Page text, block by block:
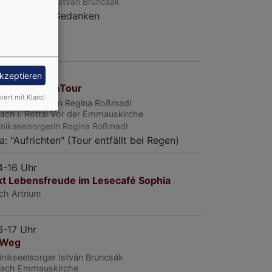
und gute Gedanken
11 Uhr
RadKapellenTour
Regina Roßmadl
i. Rottal Vor der Emmauskirche
Regina Roßmadl
"Aufrichten" (Tour entfällt bei Regen)
16 Uhr
Lebensfreude im Lesecafé Sophia
Artrium
17 Uhr
István Bruncsák
Emmauskirche
mit Klaro!